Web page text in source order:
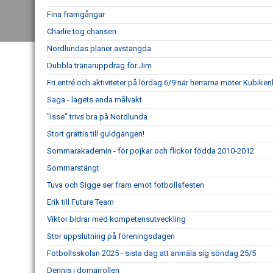
Fina framgångar
Charlie tog chansen
Nordlundas planer avstängda
Dubbla tränaruppdrag för Jim
Fri entré och aktiviteter på lördag 6/9 när herrarna möter
Saga - lagets enda målvakt
"Isse" trivs bra på Nordlunda
Stort grattis till guldgängen!
Sommarakademin - för pojkar och flickor födda 2010-2012
Sommarstängt
Tuva och Sigge ser fram emot fotbollsfesten
Erik till Future Team
Viktor bidrar med kompetensutveckling
Stor uppslutning på föreningsdagen
Fotbollsskolan 2025 - sista dag att anmäla sig söndag 25/5
Dennis i domarrollen